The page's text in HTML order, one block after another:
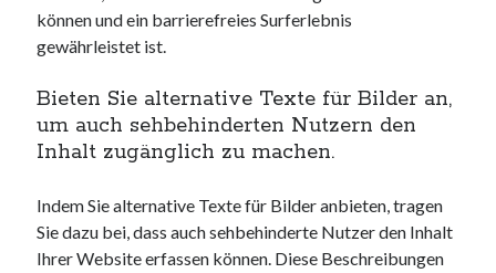
können und ein barrierefreies Surferlebnis
gewährleistet ist.
Bieten Sie alternative Texte für Bilder an,
um auch sehbehinderten Nutzern den
Inhalt zugänglich zu machen.
Indem Sie alternative Texte für Bilder anbieten, tragen
Sie dazu bei, dass auch sehbehinderte Nutzer den Inhalt
Ihrer Website erfassen können. Diese Beschreibungen